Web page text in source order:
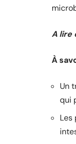
A lire
À
Un
qui
Les